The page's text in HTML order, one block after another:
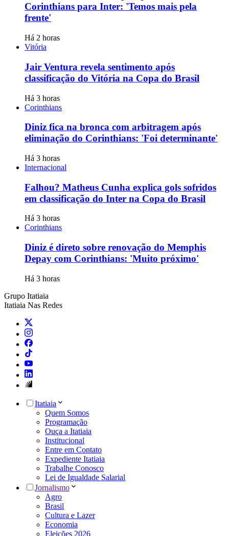
Corinthians para Inter: 'Temos mais pela
frente'
Há 2 horas
Vitória
Jair Ventura revela sentimento após
classificação do Vitória na Copa do Brasil
Há 3 horas
Corinthians
Diniz fica na bronca com arbitragem após
eliminação do Corinthians: 'Foi determinante'
Há 3 horas
Internacional
Falhou? Matheus Cunha explica gols sofridos
em classificação do Inter na Copa do Brasil
Há 3 horas
Corinthians
Diniz é direto sobre renovação do Memphis
Depay com Corinthians: 'Muito próximo'
Há 3 horas
Grupo Itatiaia
Itatiaia Nas Redes
Itatiaia
Quem Somos
Programação
Ouça a Itatiaia
Institucional
Entre em Contato
Expediente Itatiaia
Trabalhe Conosco
Lei de Igualdade Salarial
Jornalismo
Agro
Brasil
Cultura e Lazer
Economia
Eleições 2026